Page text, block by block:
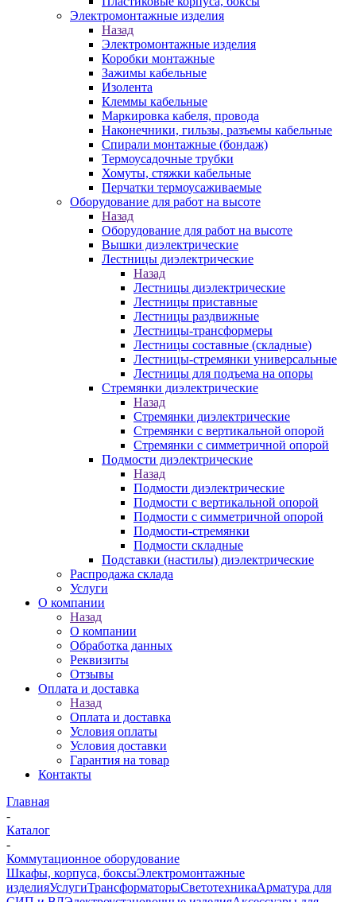
Электромонтажные изделия
Назад
Электромонтажные изделия
Коробки монтажные
Зажимы кабельные
Изолента
Клеммы кабельные
Маркировка кабеля, провода
Наконечники, гильзы, разъемы кабельные
Спирали монтажные (бондаж)
Термоусадочные трубки
Хомуты, стяжки кабельные
Перчатки термоусаживаемые
Оборудование для работ на высоте
Назад
Оборудование для работ на высоте
Вышки диэлектрические
Лестницы диэлектрические
Назад
Лестницы диэлектрические
Лестницы приставные
Лестницы раздвижные
Лестницы-трансформеры
Лестницы составные (складные)
Лестницы-стремянки универсальные
Лестницы для подъема на опоры
Стремянки диэлектрические
Назад
Стремянки диэлектрические
Стремянки с вертикальной опорой
Стремянки с симметричной опорой
Подмости диэлектрические
Назад
Подмости диэлектрические
Подмости с вертикальной опорой
Подмости с симметричной опорой
Подмости-стремянки
Подмости складные
Подставки (настилы) диэлектрические
Распродажа склада
Услуги
О компании
Назад
О компании
Обработка данных
Реквизиты
Отзывы
Оплата и доставка
Назад
Оплата и доставка
Условия оплаты
Условия доставки
Гарантия на товар
Контакты
Главная
-
Каталог
-
Коммутационное оборудование
Шкафы, корпуса, боксыЭлектромонтажные
изделияУслугиТрансформаторыСветотехникаАрматура для